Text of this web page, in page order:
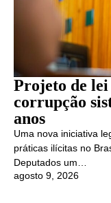
Projeto de
corrupção
anos
Uma nova iniciativa
práticas ilícitas no
Deputados um…
agosto 9, 2026